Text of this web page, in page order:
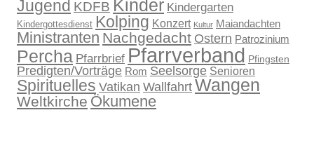
Jugend KDFB Kinder Kindergarten
Kindergottesdienst Kolping Konzert Kultur Maiandachten
Ministranten Nachgedacht Ostern Patrozinium
Percha Pfarrbrief Pfarrverband Pfingsten
Predigten/Vorträge Rom Seelsorge Senioren
Spirituelles Vatikan WallfahrtWangen
Weltkirche Ökumene